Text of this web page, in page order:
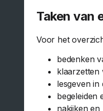
Taken van
Voor het
bedenken
klaarzetten
lesgeven
begeleiden
nakijken